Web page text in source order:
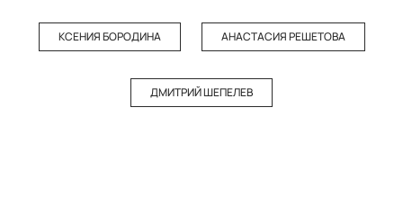
КСЕНИЯ БОРОДИНА АНАСТАСИЯ РЕШЕТОВА
ДМИТРИЙ ШЕПЕЛЕВ